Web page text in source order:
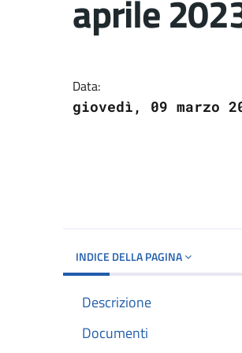
aprile
Data:
giovedì, 09 marzo
INDICE DELLA PAGINA
Descrizione
Documenti